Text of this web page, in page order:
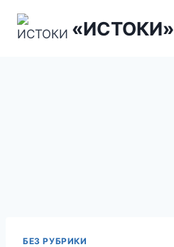
«ИСТОКИ»
БЕЗ РУБРИКИ